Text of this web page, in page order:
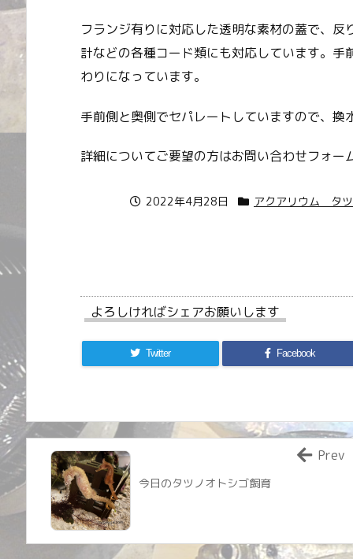
フランジ有りに対応した透明な素材の蓋で、
計などの各種コード類にも対応しています。
わりになっています。
手前側と奥側でセパレートしていますので、
詳細についてご要望の方はお問い合わせフォー
2022年4月28日 アクアリウム タ
よろしければシェアお願いします
Twitter Facebook
今日のタツノオトシゴ飼育
Prev